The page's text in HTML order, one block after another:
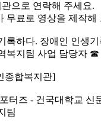
으로 연락해 주세요.
무료로 영상을 제작해
록하다. 장애인 인생기
복지팀 사업 담당자 ☎
종합복지관]
터즈 - 건국대학교 신
팀